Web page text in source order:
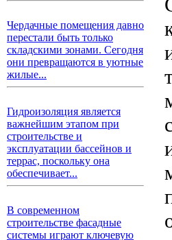
Чердачные помещения давно
перестали быть только
складскими зонами. Сегодня
они превращаются в уютные
жилые...
Гидроизоляция является
важнейшим этапом при
строительстве и
эксплуатации бассейнов и
террас, поскольку она
обеспечивает...
В современном
строительстве фасадные
системы играют ключевую